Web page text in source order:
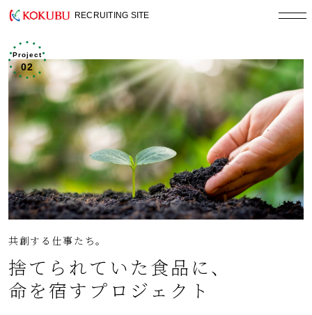
RECRUITING SITE
企業研究はココから！
企業研究はココから！
Interview
国分の社員たち
INDEX
社員密着映像
Project
共創する仕事たち。
Project
02
共創する仕事たち。
捨てられていた食品に、
命を宿すプロジェクト